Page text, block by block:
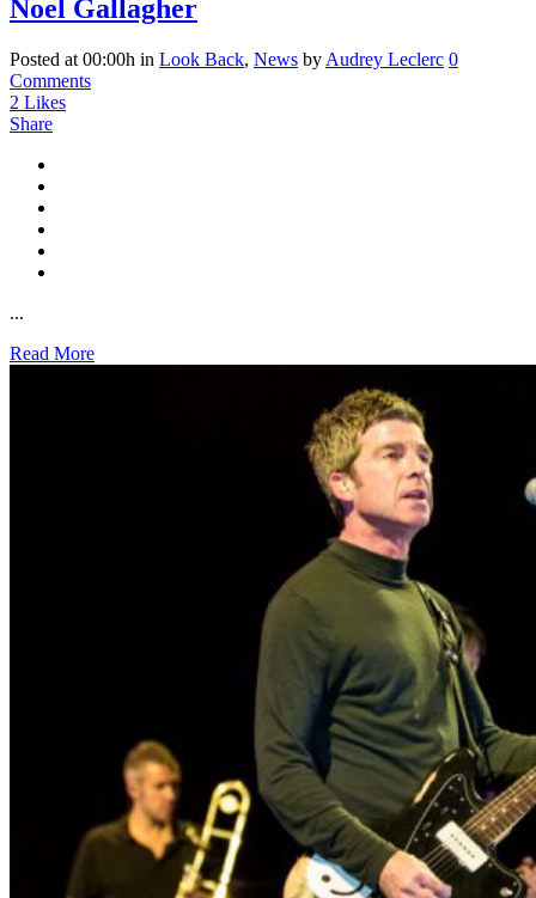
Noel Gallagher
Posted at 00:00h in Look Back, News by Audrey Leclerc 0
Comments
2 Likes
Share
...
Read More